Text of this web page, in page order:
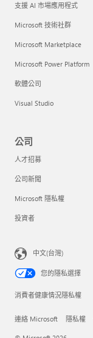
支援 AI 市場應用程式
Microsoft 技術社群
Microsoft Marketplace
Microsoft Power Platform
軟體公司
Visual Studio
公司
人才招募
公司新聞
Microsoft 隱私權
投資者
中文(台灣)
您的隱私選擇
消費者健康情況隱私權
連絡 Microsoft 隱私權